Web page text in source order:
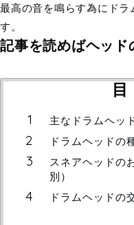
最高の音を鳴らす為にド
す。
記事を読めばヘッド
目
主なドラムヘッ
ドラムヘッドの
スネアヘッドの
別）
ドラムヘッドの